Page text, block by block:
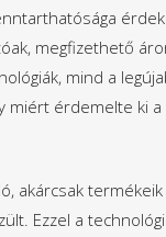
megfizethető
mind a
miért érdemelte ki a
akárcsak
Ezzel a